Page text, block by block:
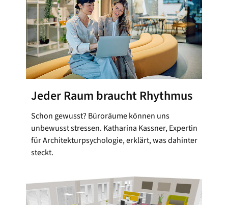
Jeder Raum braucht Rhythmus
Schon gewusst? Büroräume können uns
unbewusst stressen. Katharina Kassner, Expertin
für Architekturpsychologie, erklärt, was dahinter
steckt.